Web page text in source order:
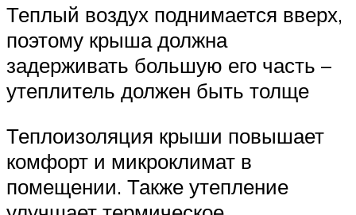
Теплый воздух поднимается вверх,
поэтому крыша должна
задерживать большую его часть –
утеплитель должен быть толще
Теплоизоляция крыши повышает
комфорт и микроклимат в
помещении. Также утепление